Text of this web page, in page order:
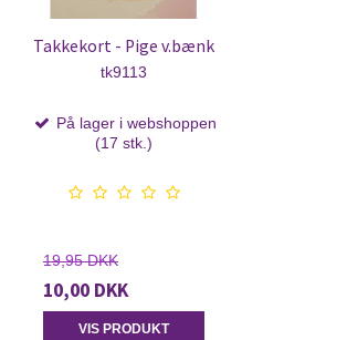
Takkekort - Pige v.bænk
tk9113
På lager i webshoppen
(17 stk.)
19,95 DKK
10,00 DKK
VIS PRODUKT